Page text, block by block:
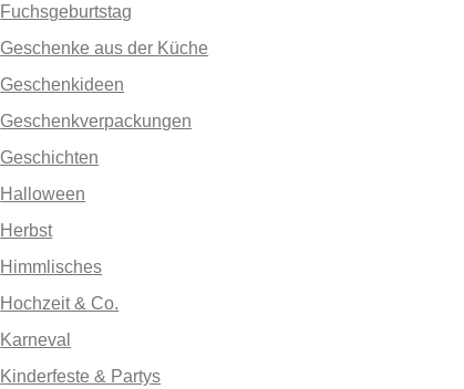
Fuchsgeburtstag
Geschenke aus der Küche
Geschenkideen
Geschenkverpackungen
Geschichten
Halloween
Herbst
Himmlisches
Hochzeit & Co.
Karneval
Kinderfeste & Partys